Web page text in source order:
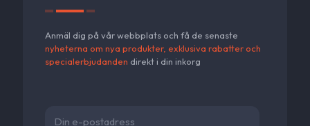
Anmäl dig på vår webbplats och få de senaste
nyheterna om nya produkter, exklusiva rabatter och
specialerbjudanden direkt i din inkorg